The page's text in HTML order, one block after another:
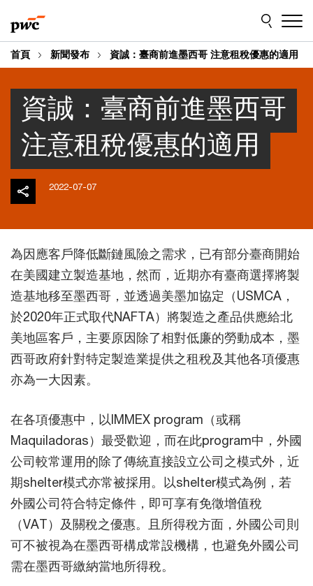
to
content
to
footer
首頁 新聞發布 資誠：臺商前進墨西哥 注意租稅優惠的適用
資誠：臺商前進墨西哥
注意租稅優惠的適用
2022-07-07
為因應客戶降低斷鏈風險之需求，已有部分臺商開始
在美國建立製造基地，然而，近期亦有臺商選擇將製
造基地移至墨西哥，並透過美墨加協定（USMCA，
於2020年正式取代NAFTA）將製造之產品供應給北
美地區客戶，主要原因除了相對低廉的勞動成本，墨
西哥政府針對特定製造業提供之租稅及其他各項優惠
亦為一大因素。
在各項優惠中，以IMMEX program（或稱
Maquiladoras）最受歡迎，而在此program中，外國
公司較常運用的除了傳統直接設立公司之模式外，近
期shelter模式亦常被採用。以shelter模式為例，若
外國公司符合特定條件，即可享有免徵增值稅
（VAT）及關稅之優惠。且所得稅方面，外國公司則
可不被視為在墨西哥構成常設機構，也避免外國公司
需在墨西哥繳納當地所得稅。